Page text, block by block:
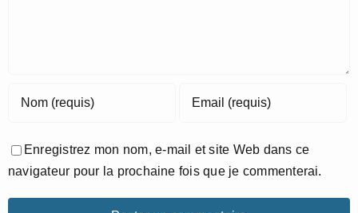
Enregistrez mon nom, e-mail et site Web dans ce
navigateur pour la prochaine fois que je commenterai.